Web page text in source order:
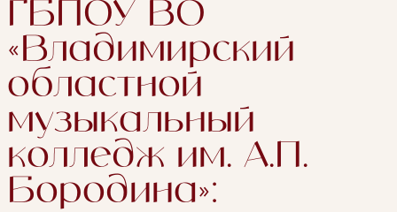
ГБПОУ ВО
«Владимирский
областной
музыкальный
колледж им. А.П.
Бородина»: